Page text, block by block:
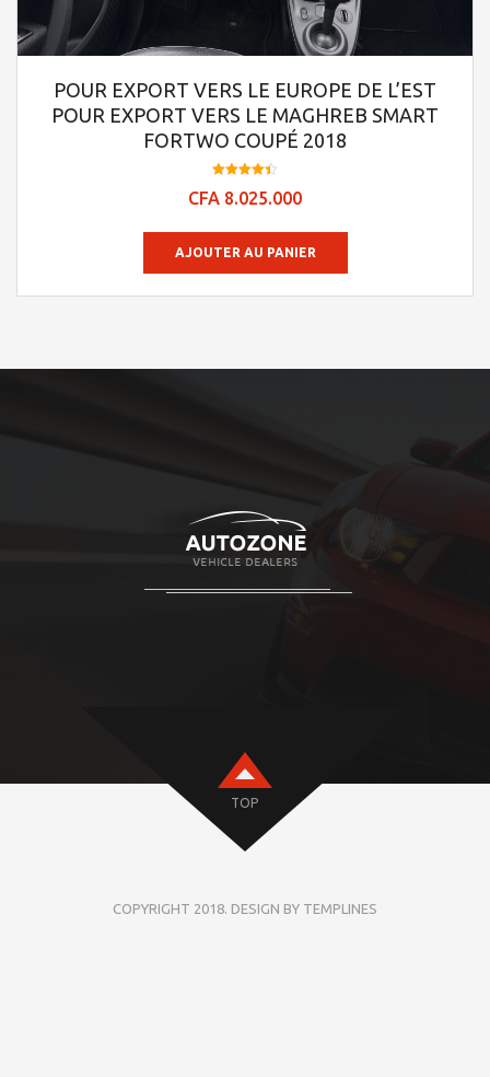
POUR EXPORT VERS LE EUROPE DE L’EST
POUR EXPORT VERS LE MAGHREB SMART
FORTWO COUPÉ 2018
4.45
CFA 8.025.000
AJOUTER AU PANIER
TOP
COPYRIGHT 2018. DESIGN BY TEMPLINES